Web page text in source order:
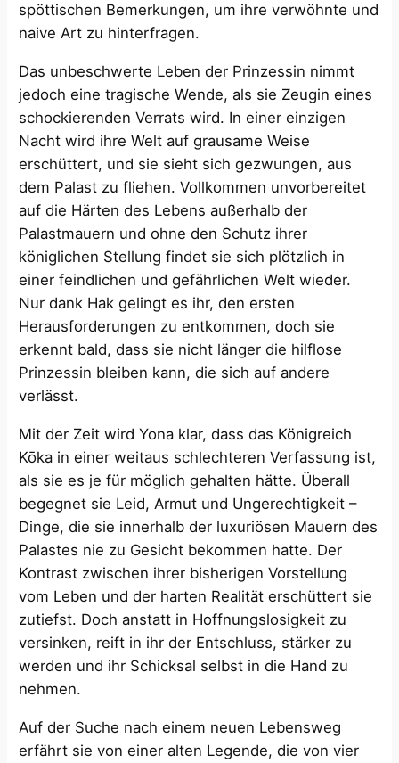
spöttischen Bemerkungen, um ihre verwöhnte und
naive Art zu hinterfragen.
Das unbeschwerte Leben der Prinzessin nimmt
jedoch eine tragische Wende, als sie Zeugin eines
schockierenden Verrats wird. In einer einzigen
Nacht wird ihre Welt auf grausame Weise
erschüttert, und sie sieht sich gezwungen, aus
dem Palast zu fliehen. Vollkommen unvorbereitet
auf die Härten des Lebens außerhalb der
Palastmauern und ohne den Schutz ihrer
königlichen Stellung findet sie sich plötzlich in
einer feindlichen und gefährlichen Welt wieder.
Nur dank Hak gelingt es ihr, den ersten
Herausforderungen zu entkommen, doch sie
erkennt bald, dass sie nicht länger die hilflose
Prinzessin bleiben kann, die sich auf andere
verlässt.
Mit der Zeit wird Yona klar, dass das Königreich
Kōka in einer weitaus schlechteren Verfassung ist,
als sie es je für möglich gehalten hätte. Überall
begegnet sie Leid, Armut und Ungerechtigkeit –
Dinge, die sie innerhalb der luxuriösen Mauern des
Palastes nie zu Gesicht bekommen hatte. Der
Kontrast zwischen ihrer bisherigen Vorstellung
vom Leben und der harten Realität erschüttert sie
zutiefst. Doch anstatt in Hoffnungslosigkeit zu
versinken, reift in ihr der Entschluss, stärker zu
werden und ihr Schicksal selbst in die Hand zu
nehmen.
Auf der Suche nach einem neuen Lebensweg
erfährt sie von einer alten Legende, die von vier